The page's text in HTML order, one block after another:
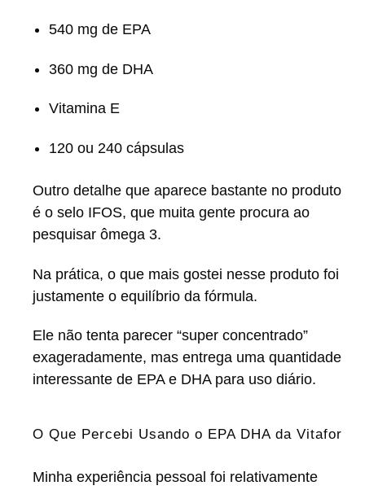
540 mg de EPA
360 mg de DHA
Vitamina E
120 ou 240 cápsulas
Outro detalhe que aparece bastante no produto
é o selo IFOS, que muita gente procura ao
pesquisar ômega 3.
Na prática, o que mais gostei nesse produto foi
justamente o equilíbrio da fórmula.
Ele não tenta parecer “super concentrado”
exageradamente, mas entrega uma quantidade
interessante de EPA e DHA para uso diário.
O Que Percebi Usando o EPA DHA da Vitafor
Minha experiência pessoal foi relativamente